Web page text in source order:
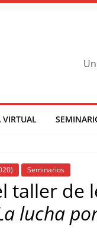
VIRTUAL
Seminarios
taller de
lucha